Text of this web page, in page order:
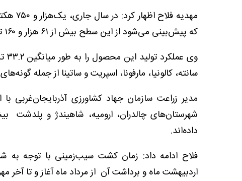
که پیش‌بینی می‌شود از این سطح بیش از ۶۱ هزار و ۱۶۰ تن محصول برداشت شود.
سانته، کالونیا، مارفونا، اسپریت و ساتینا از جمله
مدیر زراعت سازمان جهاد کشاورزی
شهرستان‌های چالدران، ارومیه، شاهیندژ و
داده‌اند.
فلاح ادامه داد: زمان کشت سیب‌زمینی با توجه به
اردبیهشت ماه و برداشت آن از مرداد ماه آغاز و تا آخر